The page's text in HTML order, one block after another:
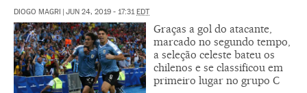
DIOGO MAGRI | JUN 24, 2019 - 17:31EDT
Graças a gol do atacante,
marcado no segundo tempo,
a seleção celeste bateu os
chilenos e se classificou em
primeiro lugar no grupo C